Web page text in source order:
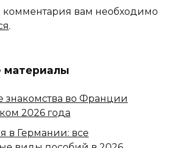
комментария вам необходимо
.
материалы
знакомства во Франции
2026 года
в Германии: все